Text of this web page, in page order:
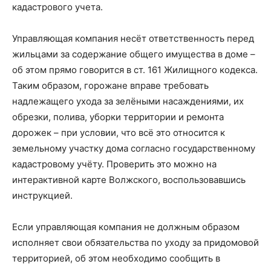
кадастрового учета.
Управляющая компания несёт ответственность перед
жильцами за содержание общего имущества в доме –
об этом прямо говорится в ст. 161 Жилищного кодекса.
Таким образом, горожане вправе требовать
надлежащего ухода за зелёными насаждениями, их
обрезки, полива, уборки территории и ремонта
дорожек – при условии, что всё это относится к
земельному участку дома согласно государственному
кадастровому учёту. Проверить это можно на
интерактивной карте Волжского, воспользовавшись
инструкцией.
Если управляющая компания не должным образом
исполняет свои обязательства по уходу за придомовой
территорией, об этом необходимо сообщить в